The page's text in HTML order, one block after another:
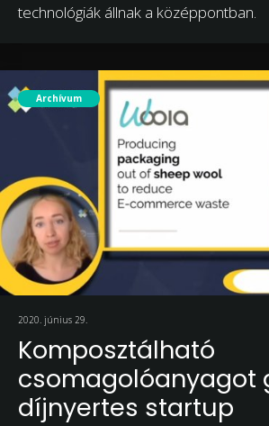
technológiák állnak a középpontban.
Archívum
2020. június 29.
Komposztálható
csomagolóanyagot
díjnyertes startup